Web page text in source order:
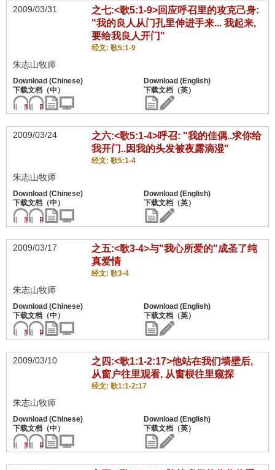
2009/03/31
之七:<歌5:1-9>回应呼召里的攻克己身:
"我的良人从门孔里伸进手来... 我起来,
要给我良人开门"
经文: 歌5:1-9
朱志山牧师
2009/03/24
之六:<歌5:1-4>呼召: "我的佳偶..求你给
我开门..因我的头发被夜露滴湿"
经文: 歌5:1-4
朱志山牧师
2009/03/17
之五:<歌3-4>与"我心所爱的"成圣了纯
真爱情
经文: 歌3-4
朱志山牧师
2009/03/10
之四:<歌1:1-2:17>他站在我们墙壁后,
从窗户往里观看, 从窗棂往里窥探
经文: 歌1:1-2:17
朱志山牧师